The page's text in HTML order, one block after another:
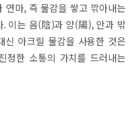
연마, 즉 물감을 쌓고 깎아내는
. 이는 음(陰)과 양(陽), 안과 밖
아크릴 물감을 사용한 것은
정한 소통의 가치를 드러내는